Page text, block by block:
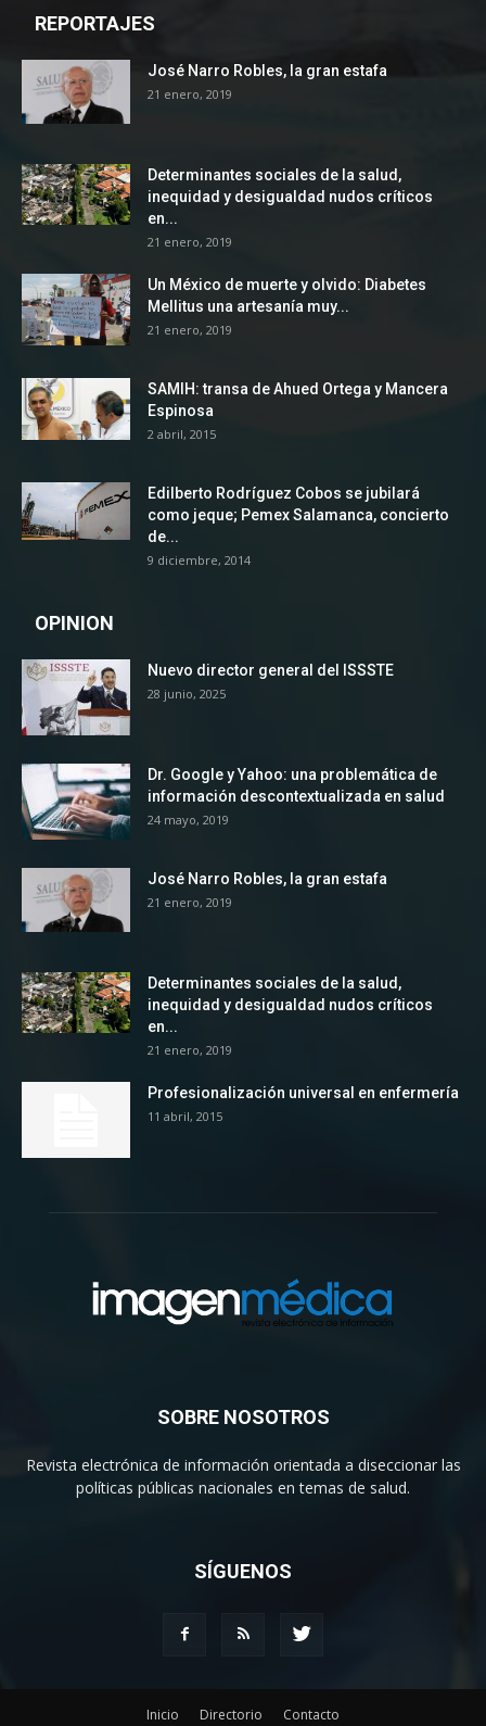
REPORTAJES
José Narro Robles, la gran estafa
21 enero, 2019
Determinantes sociales de la salud,
inequidad y desigualdad nudos críticos
en...
21 enero, 2019
Un México de muerte y olvido: Diabetes
Mellitus una artesanía muy...
21 enero, 2019
SAMIH: transa de Ahued Ortega y Mancera
Espinosa
2 abril, 2015
Edilberto Rodríguez Cobos se jubilará
como jeque; Pemex Salamanca, concierto
de...
9 diciembre, 2014
OPINION
Nuevo director general del ISSSTE
28 junio, 2025
Dr. Google y Yahoo: una problemática de
información descontextualizada en salud
24 mayo, 2019
José Narro Robles, la gran estafa
21 enero, 2019
Determinantes sociales de la salud,
inequidad y desigualdad nudos críticos
en...
21 enero, 2019
Profesionalización universal en enfermería
11 abril, 2015
SOBRE NOSOTROS
Revista electrónica de información orientada a diseccionar las
políticas públicas nacionales en temas de salud.
SÍGUENOS
Inicio Directorio Contacto